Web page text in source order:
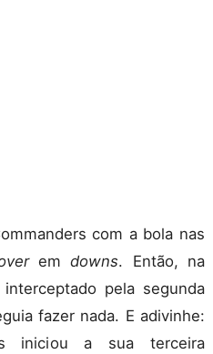
com a bola nas
emdowns. Então, na
pela segunda
fazer nada. E adivinhe:
iniciou a sua terceira